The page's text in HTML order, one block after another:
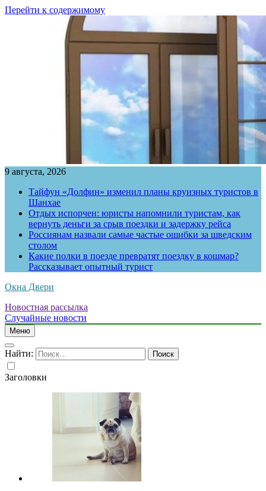
Перейти к содержимому
9 августа, 2026
Тайфун «Долфин» изменил планы круизных туристов в
Шанхае
Отдых испорчен: юристы напомнили туристам, как
вернуть деньги за срыв поездки и задержку рейса
Россиянам назвали самые частые ошибки за шведским
столом
Какие полки в поезде превратят поездку в кошмар?
Рассказывает опытный турист
Окна Двери
Новостная рассылка
Случайные новости
Меню
Найти:
Заголовки